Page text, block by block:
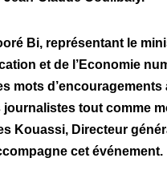
Bi, représentant le
et de l’Economie
mots d’encouragements
journalistes tout comme
Kouassi, Directeur
cet événement.